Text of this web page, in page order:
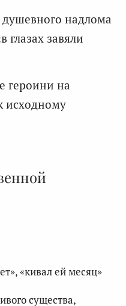
надлома
глазах завяли
героини на
исходному
«кивал ей месяц»
существа,